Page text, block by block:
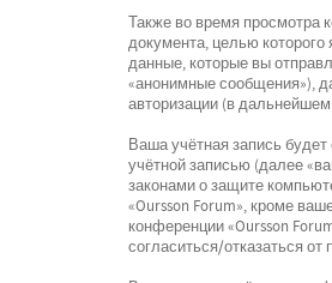
Также во время просмотра
документа, целью
данные, которые вы
«анонимные сообщения»),
авторизации (в
Ваша учётная запись
учётной записью (далее
законами о защите
«Oursson Forum», кроме
конференции «Oursson
согласиться/отказаться